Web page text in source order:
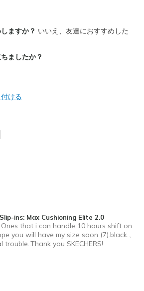
Feels half size too small
ますか？ いいえ、友達におすすめした
ましたか？
ける
ins: Max Cushioning Elite 2.0
that i can handle 10 hours shift on
you will have my size soon (7).black..,
you SKECHERS!